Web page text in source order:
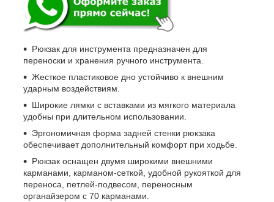
Рюкзак для инструмента предназначен для
переноски и хранения ручного инструмента.
Жесткое пластиковое дно устойчиво к внешним
ударным воздействиям.
Широкие лямки с вставками из мягкого материала
удобны при длительном использовании.
Эргономичная форма задней стенки рюкзака
обеспечивает дополнительный комфорт при ходьбе.
Рюкзак оснащен двумя широкими внешними
карманами, карманом-сеткой, удобной рукояткой для
переноса, петлей-подвесом, переносным
органайзером с 70 карманами.